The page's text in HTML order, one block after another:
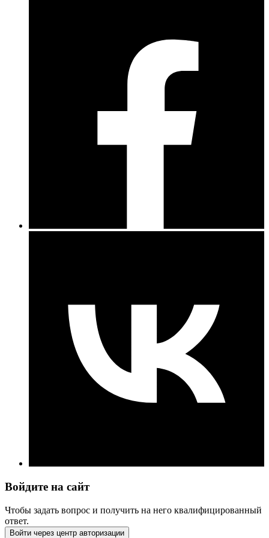
Войдите на сайт
Чтобы задать вопрос и получить на него квалифицированный
ответ.
Войти через центр авторизации